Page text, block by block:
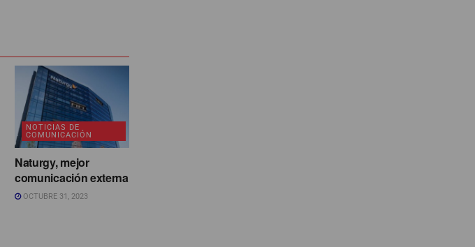
NOTICIAS DE
COMUNICACIÓN
Naturgy, mejor
comunicación externa
OCTUBRE 31, 2023